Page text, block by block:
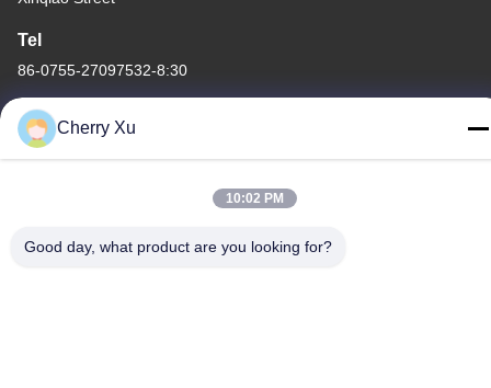
Tel
86-0755-27097532-8:30
China Goede kwaliteit CNC-bewerking op maat Leverancier.
rechten voorbehouden.
Cherry Xu
10:02 PM
Good day, what product are you looking for?